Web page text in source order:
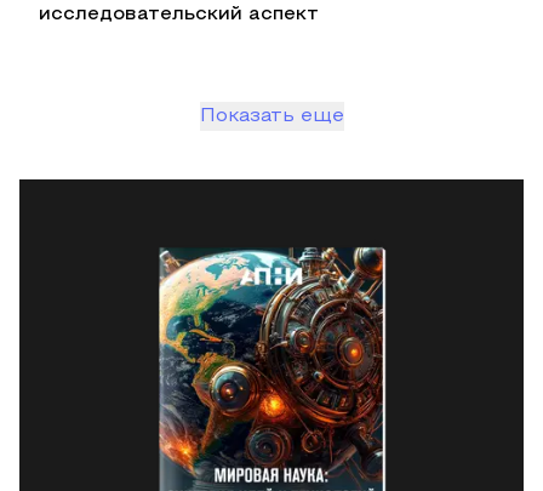
исследовательский аспект
Показать еще